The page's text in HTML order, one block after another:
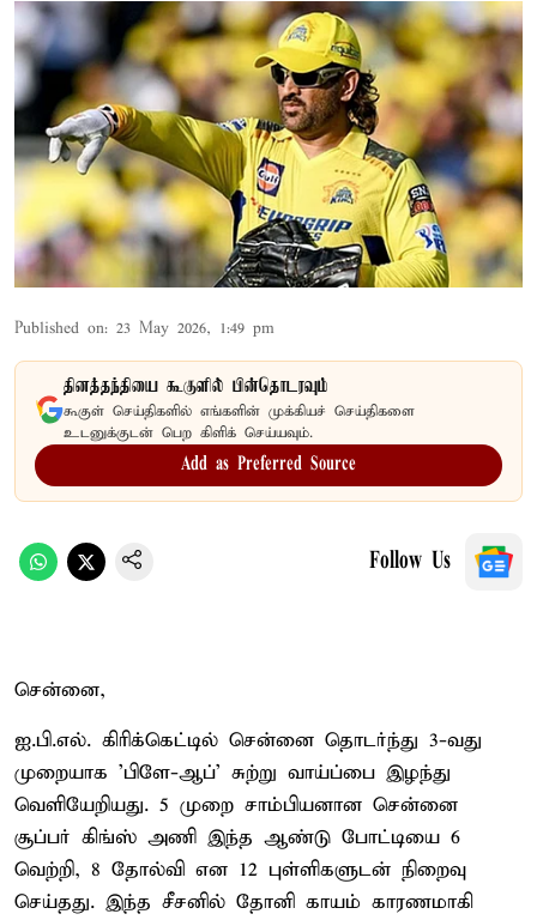
Published on: 23 May 2026, 1:49 pm
தினத்தந்தியை கூகுளில் பின்தொடரவும்
கூகுள் செய்திகளில் எங்களின் முக்கியச் செய்திகளை
உடனுக்குடன் பெற கிளிக் செய்யவும்.
Add as Preferred Source
Follow Us
சென்னை,
ஐ.பி.எல். கிரிக்கெட்டில் சென்னை தொடர்ந்து 3-வது
முறையாக 'பிளே-ஆப்' சுற்று வாய்ப்பை இழந்து
வெளியேறியது. 5 முறை சாம்பியனான சென்னை
சூப்பர் கிங்ஸ் அணி இந்த ஆண்டு போட்டியை 6
வெற்றி, 8 தோல்வி என 12 புள்ளிகளுடன் நிறைவு
செய்தது. இந்த சீசனில் தோனி காயம் காரணமாகி